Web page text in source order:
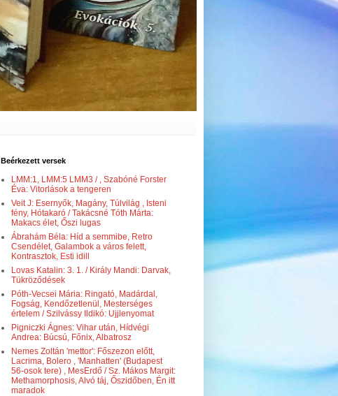
Beérkezett versek
LMM:1, LMM:5 LMM3 / , Szabóné Forster
Éva: Vitorlások a tengeren
Veit J: Esernyők, Magány, Túlvilág , Isteni
fény, Hótakaró / Takácsné Tóth Márta:
Makacs élet, Őszi lugas
Ábrahám Béla: Híd a semmibe, Retro
Csendélet, Galambok a város felett,
Kontrasztok, Esti idill
Lovas Katalin: 3. 1. / Király Mandi: Darvak,
Tükröződések
Póth-Vecsei Mária: Ringató, Madárdal,
Fogság, Kendőzetlenül, Mesterséges
értelem / Szilvássy Ildikó: Ujjlenyomat
Pigniczki Ágnes: Vihar után, Hídvégi
Andrea: Búcsú, Főnix, Albatrosz
Nemes Zoltán 'mettor': Főszezon előtt,
Lacrima, Bolero , 'Manhatten' (Budapest
56-osok tere) , MesErdő / Sz. Mákos Margit:
Methamorphosis, Alvó táj, Őszidőben, Én itt
maradok